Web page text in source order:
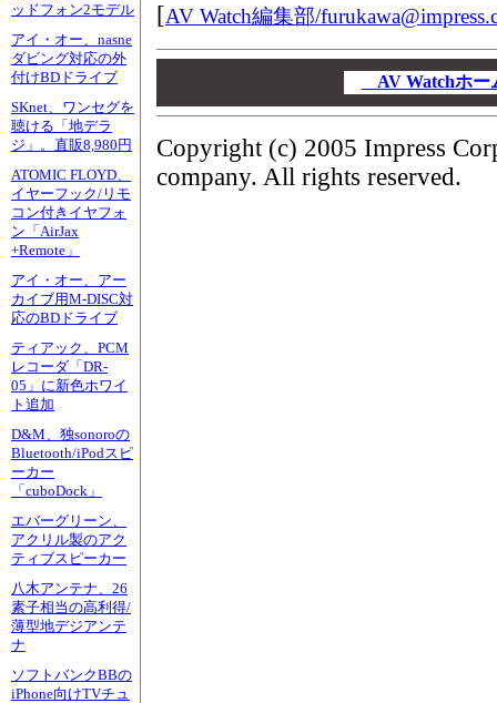
ッドフォン2モデル
アイ・オー、nasne
ダビング対応の外
付けBDドライブ
SKnet、ワンセグを
聴ける「地デラ
ジ」。直販8,980円
ATOMIC FLOYD、
イヤーフック/リモ
コン付きイヤフォ
ン「AirJax
+Remote」
アイ・オー、アー
カイブ用M-DISC対
応のBDドライブ
ティアック、PCM
レコーダ「DR-
05」に新色ホワイ
ト追加
D&M、独sonoroの
Bluetooth/iPodスピ
ーカー
「cuboDock」
エバーグリーン、
アクリル製のアク
ティブスピーカー
八木アンテナ、26
素子相当の高利得/
薄型地デジアンテ
ナ
ソフトバンクBBの
iPhone向けTVチュ
[AV Watch編集部/
AV Watchホ
Copyright (c) 2005 Impress
company. All rights reserved.